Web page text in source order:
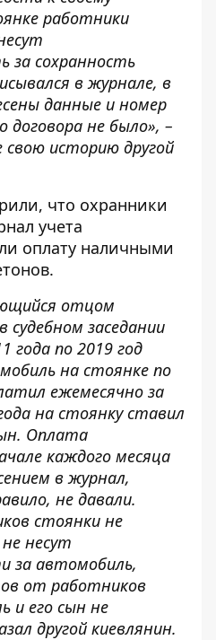
работники
за сохранность
в журнале, в
данные и номер
договора не было», –
свою историю другой
что охранники
учета
оплату наличными
отцом
судебном заседании
года по 2019 год
на стоянке по
ежемесячно за
на стоянку ставил
Оплата
каждого месяца
в журнал,
не давали.
стоянки не
несут
за автомобиль,
от работников
и его сын не
другой киевлянин.